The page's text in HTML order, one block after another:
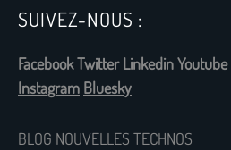
SUIVEZ-NOUS :
FacebookTwitter LinkedinYoutube
Instagram Bluesky
BLOG NOUVELLES TECHNOS